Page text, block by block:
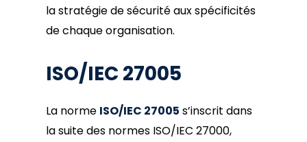
la stratégie de sécurité aux spécificités
de chaque organisation.
ISO/IEC 27005
La norme ISO/IEC 27005 s’inscrit dans
la suite des normes ISO/IEC 27000,